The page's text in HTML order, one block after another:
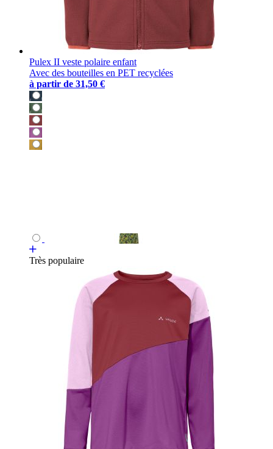
Pulex II veste polaire enfant
Avec des bouteilles en PET recyclées
à partir de 31,50 €
Très populaire